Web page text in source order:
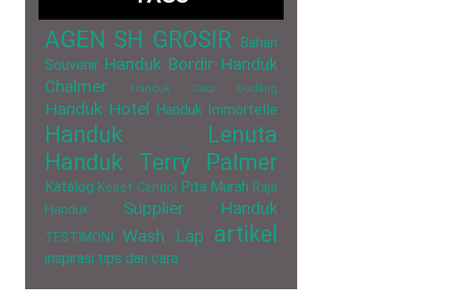
AGEN SH GROSIR Bahan
Souvenir Handuk Bordir Handuk
Chalmer
Handuk Cuci Gudang
Handuk Hotel Handuk Immortelle
Handuk Lenuta
Handuk Terry Palmer
Katalog Keset Cendol Pita Murah Raja
Handuk
Supplier Handuk
TESTIMONI Wash Lap artikel
inspirasi tips dan cara